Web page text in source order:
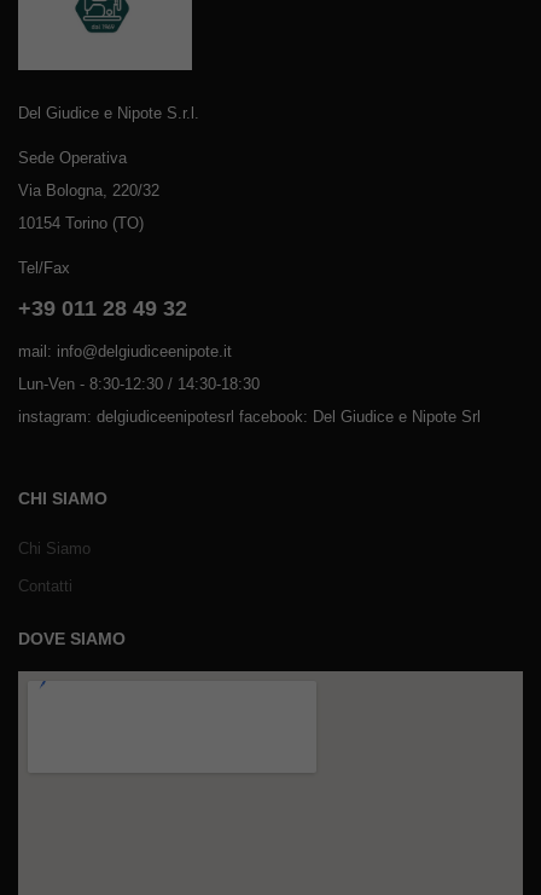
Del Giudice e Nipote S.r.l.
Sede Operativa
Via Bologna, 220/32
10154 Torino (TO)
Tel/Fax
+39 011 28 49 32
mail: info@delgiudiceenipote.it
Lun-Ven - 8:30-12:30 / 14:30-18:30
instagram: delgiudiceenipotesrl facebook: Del Giudice e Nipote Srl
CHI SIAMO
Chi Siamo
Contatti
DOVE SIAMO